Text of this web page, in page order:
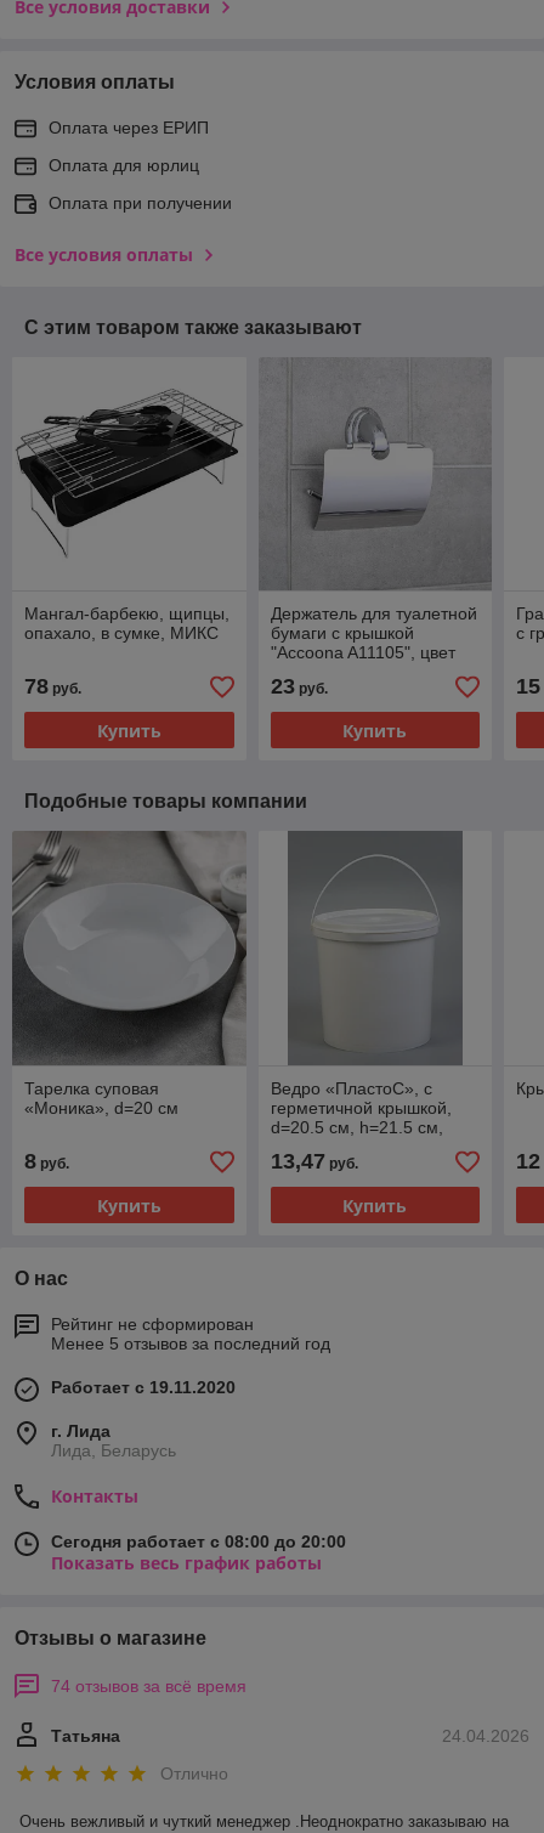
Все условия доставки
Условия оплаты
Оплата через ЕРИП
Оплата для юрлиц
Оплата при получении
Все условия оплаты
С этим товаром также заказывают
Мангал-барбекю, щипцы,
опахало, в сумке, МИКС
78 руб.
Купить
Держатель для туалетной
бумаги с крышкой
"Accoona A11105", цвет
23руб.
Купить
с
15
Подобные товары компании
Тарелка суповая
«Моника», d=20 см
8 руб.
Купить
Ведро «ПластоС», с
герметичной крышкой,
d=20.5 см, h=21.5 см,
13,47 руб.
Купить
12
О нас
Рейтинг не сформирован
Менее 5 отзывов за последний год
Работает с 19.11.2020
г. Лида
Лида, Беларусь
Контакты
Сегодня работает с 08:00 до 20:00
Показать весь график работы
Отзывы о магазине
74 отзывов за всё время
24.04.2026
Татьяна
Отлично
Очень вежливый и чуткий менеджер .Неоднократно заказываю на